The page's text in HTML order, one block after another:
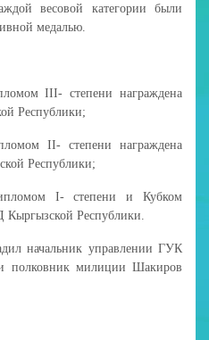
весовой категории были
медалью.
III- степени награждена
Республики;
II- степени награждена
Республики;
I- степени и Кубком
Республики.
начальник управлении ГУК
полковник милиции Шакиров